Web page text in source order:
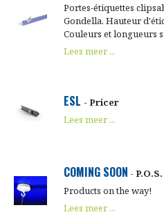
Portes-étiquettes
Gondella. Hauteur
Couleurs et longueurs
Lees meer ...
ESL - Pricer
Lees meer ...
COMING SOON - P.O.S.
Products on the way!
Lees meer ...